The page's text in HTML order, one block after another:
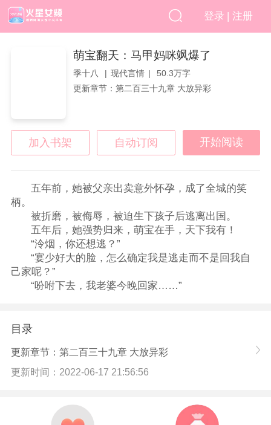
登录 | 注册
萌宝翻天：马甲妈咪飒爆了
季十八 现代言情
50.3万字
更新章节：第二百三十九章 大放异彩
加入书架 自动订阅 开始阅读
五年前，她被父亲出卖意外怀孕，成了全城的笑
柄。
被折磨，被侮辱，被迫生下孩子后逃离出国。
五年后，她强势归来，萌宝在手，天下我有！
“泠烟，你还想逃？”
“宴少好大的脸，怎么确定我是逃走而不是回我自
己家呢？”
“吩咐下去，我老婆今晚回家……”
目录
更新章节：第二百三十九章 大放异彩
更新时间：2022-06-17 21:56:56